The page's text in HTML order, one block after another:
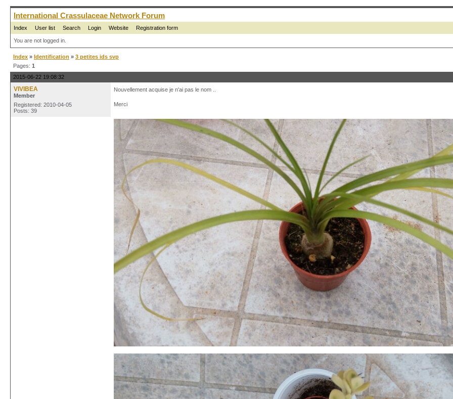
International Crassulaceae Network Forum
Index User list Search Login Website Registration form
You are not logged in.
Index » Identification » 3 petites ids svp
Pages: 1
2015-06-22 19:08:32
VIVIBEA
Member
Registered: 2010-04-05
Posts: 39
Nouvellement acquise je n'ai pas le nom ..
Merci